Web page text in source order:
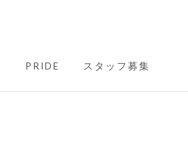
PRIDE スタッフ募集